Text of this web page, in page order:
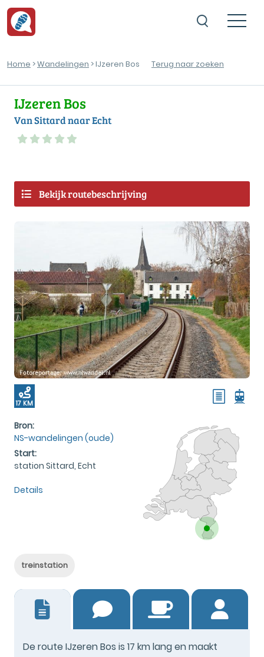
Home >Wandelingen > IJzeren Bos Terug naar zoeken
IJzeren Bos
Van Sittard naar Echt
Bekijk routebeschrijving
17 KM
Bron:
NS-wandelingen (oude)
Start:
station Sittard, Echt
Details
treinstation
De route IJzeren Bos is 17 km lang en maakt